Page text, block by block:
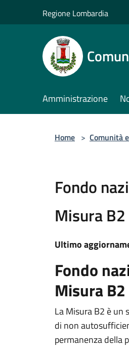
Regione Lombardia
Amministrazione
Home > Comunità
Fondo
Misura B2
Ultimo
Fondo
Misura B2
La Misura B2 è un
di non
permanenza della